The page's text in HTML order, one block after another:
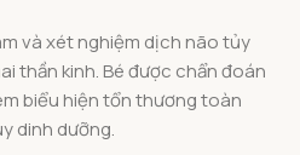
và xét nghiệm dịch não tủy
thần kinh. Bé được chẩn đoán
biểu hiện tổn thương toàn
dinh dưỡng.